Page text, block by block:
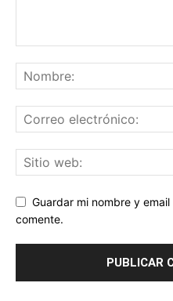
Guardar mi nombre y
comente.